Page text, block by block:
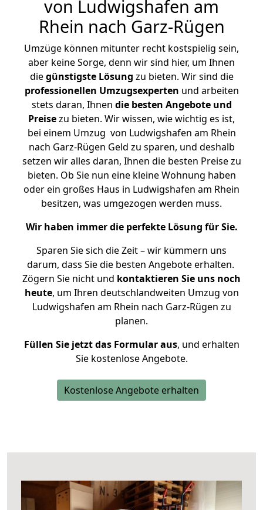
von Ludwigshafen am
Rhein nach Garz-Rügen
Umzüge können mitunter recht kostspielig sein,
aber keine Sorge, denn wir sind hier, um Ihnen
diegünstigste Lösung zu bieten. Wir sind die
professionellen Umzugsexperten und arbeiten
stets daran, Ihnen die besten Angebote und
Preisezu bieten. Wir wissen, wie wichtig es ist,
bei einem Umzug von Ludwigshafen am Rhein
nach Garz-Rügen Geld zu sparen, und deshalb
setzen wir alles daran, Ihnen die besten Preise zu
bieten. Ob Sie nun eine kleine Wohnung haben
oder ein großes Haus in Ludwigshafen am Rhein
besitzen, was umgezogen werden muss.
Wir haben immer die perfekte Lösung für Sie.
Sparen Sie sich die Zeit – wir kümmern uns
darum, dass Sie die besten Angebote erhalten.
Zögern Sie nicht und kontaktieren Sie uns noch
heute, um Ihren deutschlandweiten Umzug von
Ludwigshafen am Rhein nach Garz-Rügen zu
planen.
Füllen Sie jetzt das Formular aus, und erhalten
Sie kostenlose Angebote.
Kostenlose Angebote erhalten